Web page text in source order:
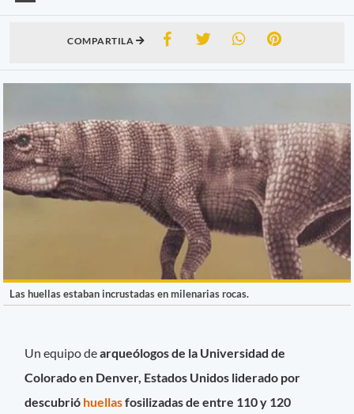
COMPARTILA
Las huellas estaban incrustadas en milenarias rocas.
Un equipo dearqueólogos de la Universidad de
Colorado en Denver, Estados Unidos liderado por
descubrió huellasfosilizadas de entre 110 y 120